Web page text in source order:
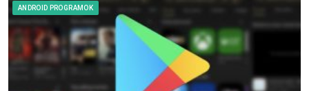
ANDROID PROGRAMOK